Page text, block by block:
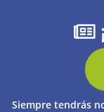
Siempre tendrás